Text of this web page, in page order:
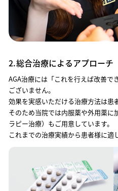
2.総合治療によるアプローチ
AGA治療には「これを行えば改善で
ございません。
効果を実感いただける治療方法は患
そのため当院では内服薬や外用薬に
ラピー治療）もご用意しています。
これまでの治療実績から患者様に適